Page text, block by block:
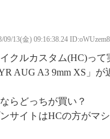
09/13(金) 09:16:38.24
クルカスタム(HC)って
AUG A3 9mm XS」が
らどっちが買い？
サイトはHCの方がマ